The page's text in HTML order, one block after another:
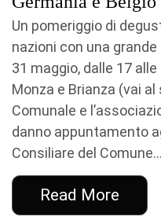
Un pomeriggio di
nazioni con una
31 maggio, dalle 17
Monza e Brianza (vai
Comunale e
danno appuntamento
Consiliare del Comune...
Read More